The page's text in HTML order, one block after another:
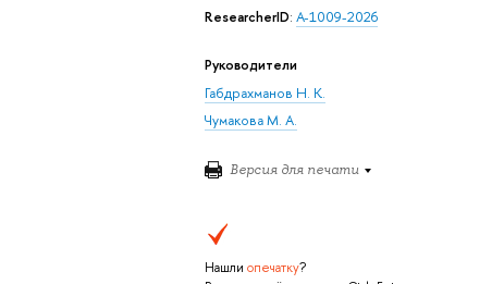
ResearcherID: A-1009-2026
Руководители
Габдрахманов Н. К.
Чумакова М. А.
Версия для печати
Нашли опечатку?